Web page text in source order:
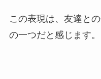
この表現は、友達と
の一つだと感じます。